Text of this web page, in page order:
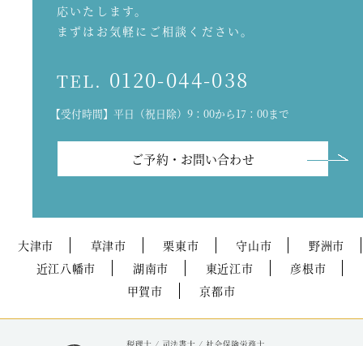
応いたします。
まずはお気軽にご相談ください。
TEL. 0120-044-038
【受付時間】平日（祝日除）9：00から17：00まで
ご予約・お問い合わせ
大津市 草津市 栗東市 守山市
野洲市
近江八幡市
湖南市 東近江市
彦根市
甲賀市
京都市